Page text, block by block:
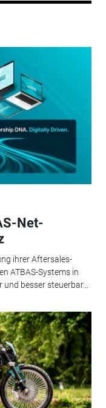
Net-
ihrer Aftersales-
ATBAS-Systems in
besser steuerbar...